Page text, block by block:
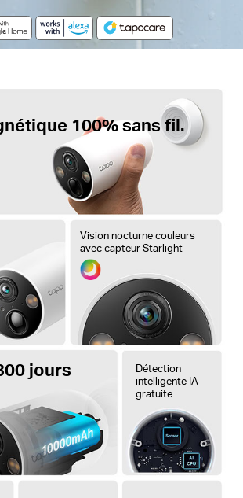
100% sans fil.
jours
Détection
intelligente IA
gratuite
Vision nocturne couleurs
avec capteur Starlight